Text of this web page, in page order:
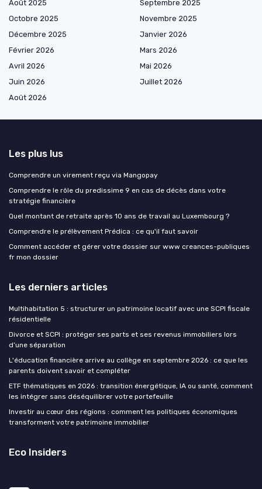
Août 2025
Septembre 2025
Octobre 2025
Novembre 2025
Décembre 2025
Janvier 2026
Février 2026
Mars 2026
Avril 2026
Mai 2026
Juin 2026
Juillet 2026
Août 2026
Les plus lus
Comprendre un virement reçu via Mangopay
Comprendre le rôle du predissime 9 en cas de décès dans votre
stratégie financière
Quel montant de retraite après 10 ans de travail au Luxembourg ?
Comprendre le prélèvement Prédica : ce qu'il faut savoir
Comment accéder et gérer votre dossier sur www creances-publiques
fr mon dossier
Les derniers articles
Multihabitation 5 : structurer un patrimoine locatif avec une SCPI fiscale
résidentielle
Divorce et SCPI : protéger ses parts et ses revenus immobiliers lors
d’une séparation
L'éducation financière arrive au collège en septembre 2026 : ce que les
parents doivent savoir et compléter
ETF thématiques en 2026 : transition énergétique, IA ou santé, comment
les intégrer sans déséquilibrer votre portefeuille
Investir au cœur des régions : comment les politiques économiques
transforment votre patrimoine immobilier
Eco Insiders